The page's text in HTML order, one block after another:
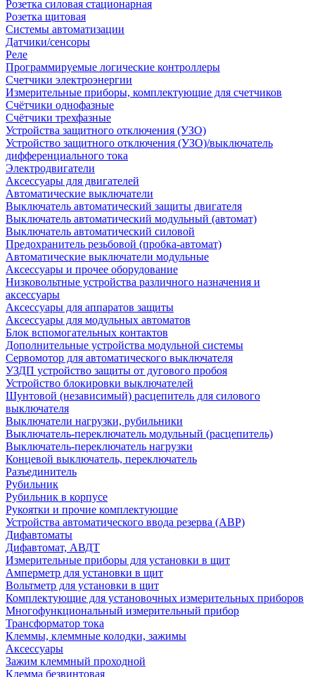
Розетка силовая стационарная
Розетка щитовая
Системы автоматизации
Датчики/сенсоры
Реле
Программируемые логические контроллеры
Счетчики электроэнергии
Измерительные приборы, комплектующие для счетчиков
Счётчики однофазные
Счётчики трехфазные
Устройства защитного отключения (УЗО)
Устройство защитного отключения (УЗО)/выключатель
дифференциального тока
Электродвигатели
Аксессуары для двигателей
Автоматические выключатели
Выключатель автоматический защиты двигателя
Выключатель автоматический модульный (автомат)
Выключатель автоматический силовой
Предохранитель резьбовой (пробка-автомат)
Автоматические выключатели модульные
Аксессуары и прочее оборудование
Низковольтные устройства различного назначения и
аксессуары
Аксессуары для аппаратов защиты
Аксессуары для модульных автоматов
Блок вспомогательных контактов
Дополнительные устройства модульной системы
Сервомотор для автоматического выключателя
УЗДП устройство защиты от дугового пробоя
Устройство блокировки выключателей
Шунтовой (независимый) расцепитель для силового
выключателя
Выключатели нагрузки, рубильники
Выключатель-переключатель модульный (расцепитель)
Выключатель-переключатель нагрузки
Концевой выключатель, переключатель
Разъединитель
Рубильник
Рубильник в корпусе
Рукоятки и прочие комплектующие
Устройства автоматического ввода резерва (АВР)
Дифавтоматы
Дифавтомат, АВДТ
Измерительные приборы для установки в щит
Амперметр для установки в щит
Вольтметр для установки в щит
Комплектующие для установочных измерительных приборов
Многофункциональный измерительный прибор
Трансформатор тока
Клеммы, клеммные колодки, зажимы
Аксессуары
Зажим клеммный проходной
Клемма безвинтовая